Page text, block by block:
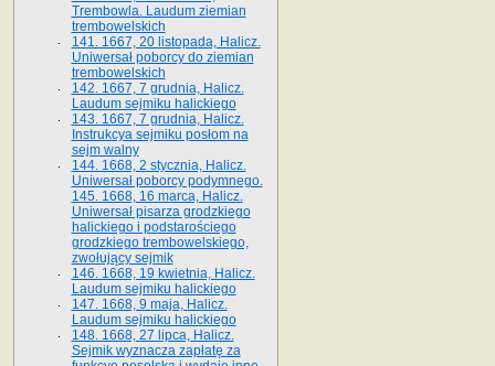
Trembowla. Laudum ziemian
trembowelskich
141. 1667, 20 listopada, Halicz.
Uniwersał poborcy do ziemian
trembowelskich
142. 1667, 7 grudnia, Halicz.
Laudum sejmiku halickiego
143. 1667, 7 grudnia, Halicz.
Instrukcya sejmiku posłom na
sejm walny
144. 1668, 2 stycznia, Halicz.
Uniwersał poborcy podymnego.
145. 1668, 16 marca, Halicz.
Uniwersał pisarza grodzkiego
halickiego i podstarościego
grodzkiego trembowelskiego,
zwołujący sejmik
146. 1668, 19 kwietnia, Halicz.
Laudum sejmiku halickiego
147. 1668, 9 maja, Halicz.
Laudum sejmiku halickiego
148. 1668, 27 lipca, Halicz.
Sejmik wyznacza zapłatę za